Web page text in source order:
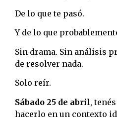
De lo que te pasó.
Y de lo que
Sin drama. Sin análisis
de resolver nada.
Solo reír.
Sábado 25 de abril,
hacerlo en un contexto